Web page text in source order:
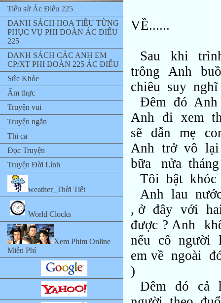
Tiểu sử Ác Điểu 225
DANH SÁCH HOA TIÊU TỪNG
PHỤC VỤ PHI ĐOÀN ÁC ĐIỂU
225
DANH SÁCH CÁC ANH EM
CP/XT PHI ĐOÀN 225 ÁC ĐIỂU
Sức Khỏe
Ẩm thực
Truyện vui
Truyện ngắn
Thi ca
Đọc Truyện
Truyện Đời Lính
weather_Thời Tiết
World Clocks
Xem Phim Online
Miễn Phí
VỀ......
Sau khi
trông Anh
chiêu suy
Đêm đó
Anh đi xem
sẽ dẫn mẹ
Anh trở vô lại
bữa nửa
Tôi bật khóc
Anh lau
, ở đây với
được ? Anh
nếu cô người
em về ngoài
)
Đêm đó cả